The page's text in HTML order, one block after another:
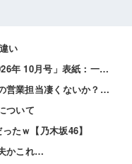
い
【9/4発売】「月刊少年チャンピオン 2026年 10月号」表紙：一ノ瀬瑠菜 / 久瑠美にな
伊藤百花の仕事バンバン取ってくるDHの営業担当凄くないか？今年のボーナス凄いことになりそう！！【AKB48いともも】
ついて
たｗ【乃木坂46】
かこれ…